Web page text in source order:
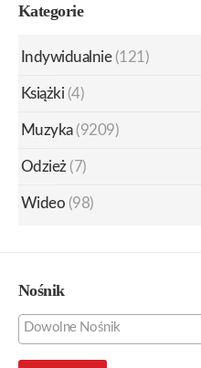
Kategorie
Indywidualnie (121)
Książki (4)
Muzyka (9209)
Odzież (7)
Wideo (98)
Nośnik